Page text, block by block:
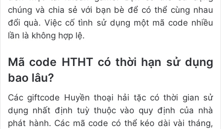
chúng và chia sẻ với bạn bè để có thể cùng nhau
đổi quà. Việc cố tình sử dụng một mã code nhiều
lần là không hợp lệ.
Mã code HTHT có thời hạn sử dụng
bao lâu?
Các giftcode Huyền thoại hải tặc có thời gian sử
dụng nhất định tuỳ thuộc vào quy định của nhà
phát hành. Các mã code có thể kéo dài vài tháng,